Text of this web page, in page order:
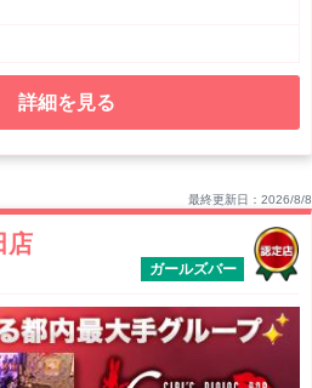
詳細を見る
最終更新日：2026/8/8
店
ガールズバー